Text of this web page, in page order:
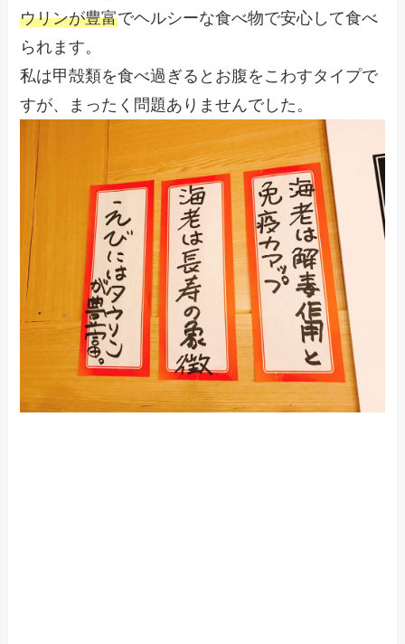
ウリンが豊富でヘルシーな食べ物で安心して食べ
られます。
私は甲殻類を食べ過ぎるとお腹をこわすタイプで
すが、まったく問題ありませんでした。